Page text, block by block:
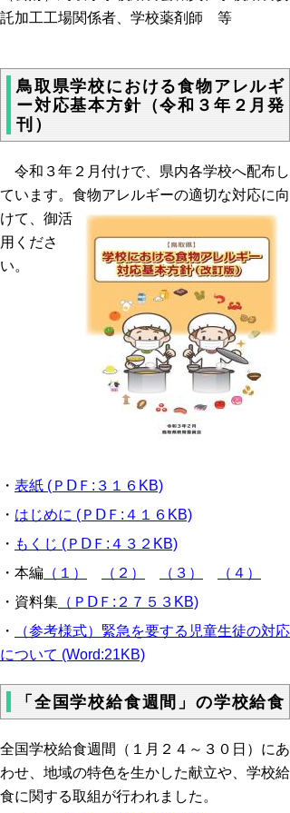
託加工工場関係者、学校薬剤師 等
鳥取県学校における食物アレルギ
ー対応基本方針（令和３年２月発
刊）
令和３年２月付けで、県内各学校へ配布し
ています。食物アレルギーの適切な対応に向
けて、御活
用くださ
い。
・ 表紙 (ＰⅮＦ:３１６KB)
・ はじめに (ＰⅮＦ:４１６KB)
・ もくじ (ＰⅮＦ:４３２KB)
・本編 （１） （２） （３）
（４）
・資料集 （ＰⅮＦ:２７５３KB)
・
（参考様式）緊急を要する児童生徒の対応
について (Word:21KB)
「全国学校給食週間」の学校給食
全国学校給食週間（１月２４～３０日）にあ
わせ、地域の特色を生かした献立や、学校給
食に関する取組が行われました。